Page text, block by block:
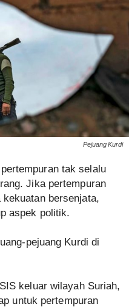
Pejuang Kurdi
tak selalu
Jika pertempuran
bersenjata,
aspek politik.
pejuang Kurdi di
keluar wilayah Suriah,
untuk pertempuran